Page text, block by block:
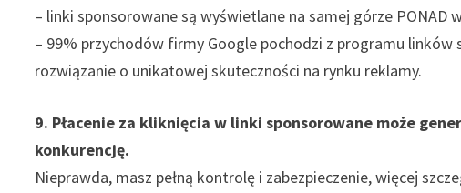
– linki sponsorowane są wyświetlane na samej górze PONAD
– 99% przychodów firmy Google pochodzi z programu
rozwiązanie o unikatowej skuteczności na rynku reklamy.
9. Płacenie za kliknięcia w linki sponsorowane może
konkurencję.
Nieprawda, masz pełną kontrolę i zabezpieczenie, więcej